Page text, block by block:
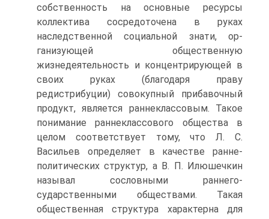
собственность на основные ресур­сы
коллектива сосредоточена в руках
наследственной социальной знати, ор­
ганизующей общественную
жизнедеятельность и концентрирующей в
своих руках (благодаря праву
редистрибуции) совокупный прибавочный
продукт, является раннеклассовым. Такое
понимание раннеклассового общества в
целом соответствует тому, что Л. С.
Васильев определяет в качестве ранне­
политических структур, а В. П. Илюшечкин
называл сословными раннего­
сударственными обществами. Такая
общественная структура характерна для